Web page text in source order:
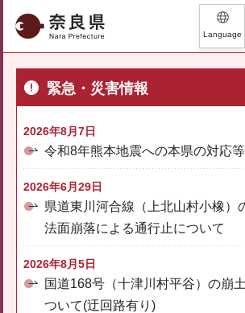
奈良県 Language
緊急・災害情報
2026年8月7日
令和8年熊本地震への本県の対応
2026年6月29日
県道東川河合線（上北山村小橡）
法面崩落による通行止について
2026年8月5日
国道168号（十津川村平谷）の崩
ついて(迂回路有り)